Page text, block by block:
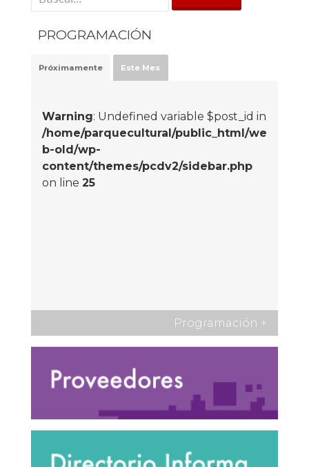
PROGRAMACIÓN
Próximamente Este Mes
Warning: Undefined variable $post_id in
/home/parquecultural/public_html/we
b-old/wp-
content/themes/pcdv2/sidebar.php
on line 25
Programación +